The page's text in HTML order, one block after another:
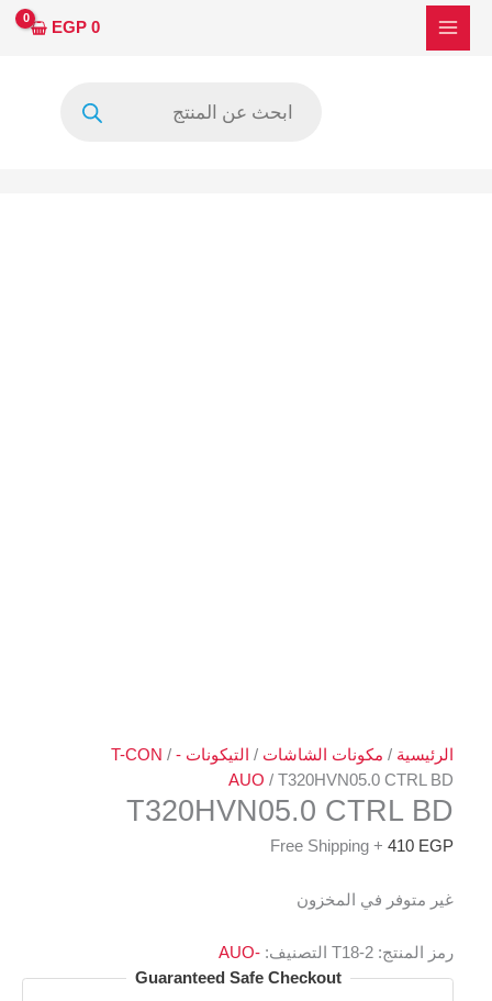
تخطي
0
EGP
الرئيسية / مكونات الشاشات / التيكونات T-CON / -
AUO / T320HVN05.0 CTRL BD
T320HVN05.0 CTRL BD
410 EGP
+ Free Shipping
غير متوفر في المخزون
رمز المنتج: T18-2 التصنيف: -AUO
Guaranteed Safe Checkout